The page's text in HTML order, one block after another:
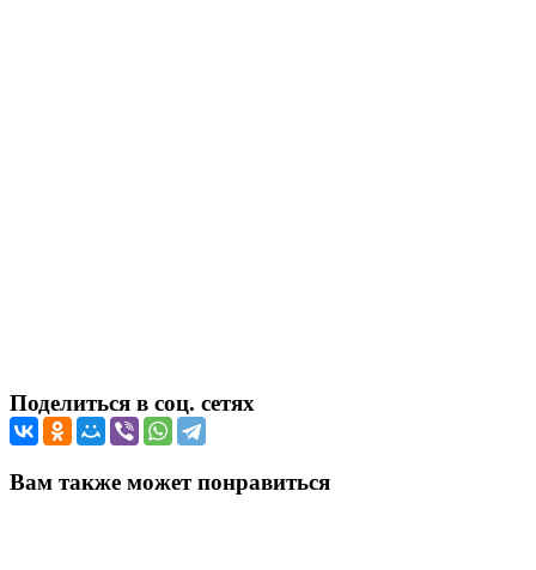
Поделиться в соц. сетях
Вам также может понравиться